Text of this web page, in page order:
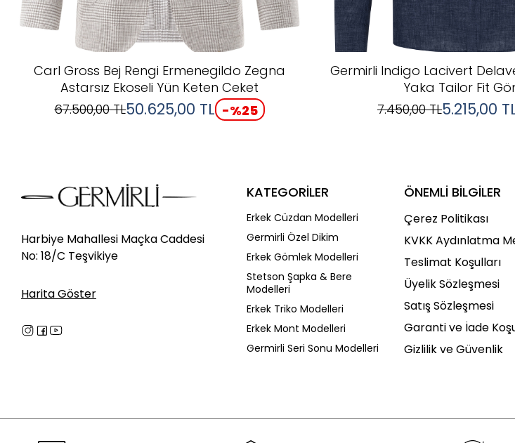
Carl Gross Bej Rengi Ermenegildo Zegna
Astarsız Ekoseli Yün Keten Ceket
67.500,00TL50.625,00 TL -%25
Germirli Indigo Lacivert
Yaka Tailor Fit
7.450,00TL5.215,00
Harbiye Mahallesi Maçka Caddesi
No: 18/C Teşvikiye
Harita Göster
KATEGORİLER
Erkek Cüzdan Modelleri
Germirli Özel Dikim
Erkek Gömlek Modelleri
Stetson Şapka & Bere
Modelleri
Erkek Triko Modelleri
Erkek Mont Modelleri
Germirli Seri Sonu Modelleri
ÖNEMLİ BİLGİLER
Çerez Politikası
KVKK Aydınlatma
Teslimat Koşulları
Üyelik Sözleşmesi
Satış Sözleşmesi
Garanti ve İade
Gizlilik ve Güvenlik